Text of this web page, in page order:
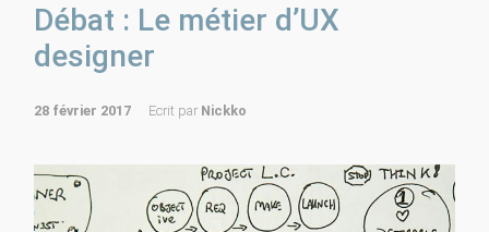
Débat : Le métier d’UX
designer
28 février 2017 Ecrit par Nickko